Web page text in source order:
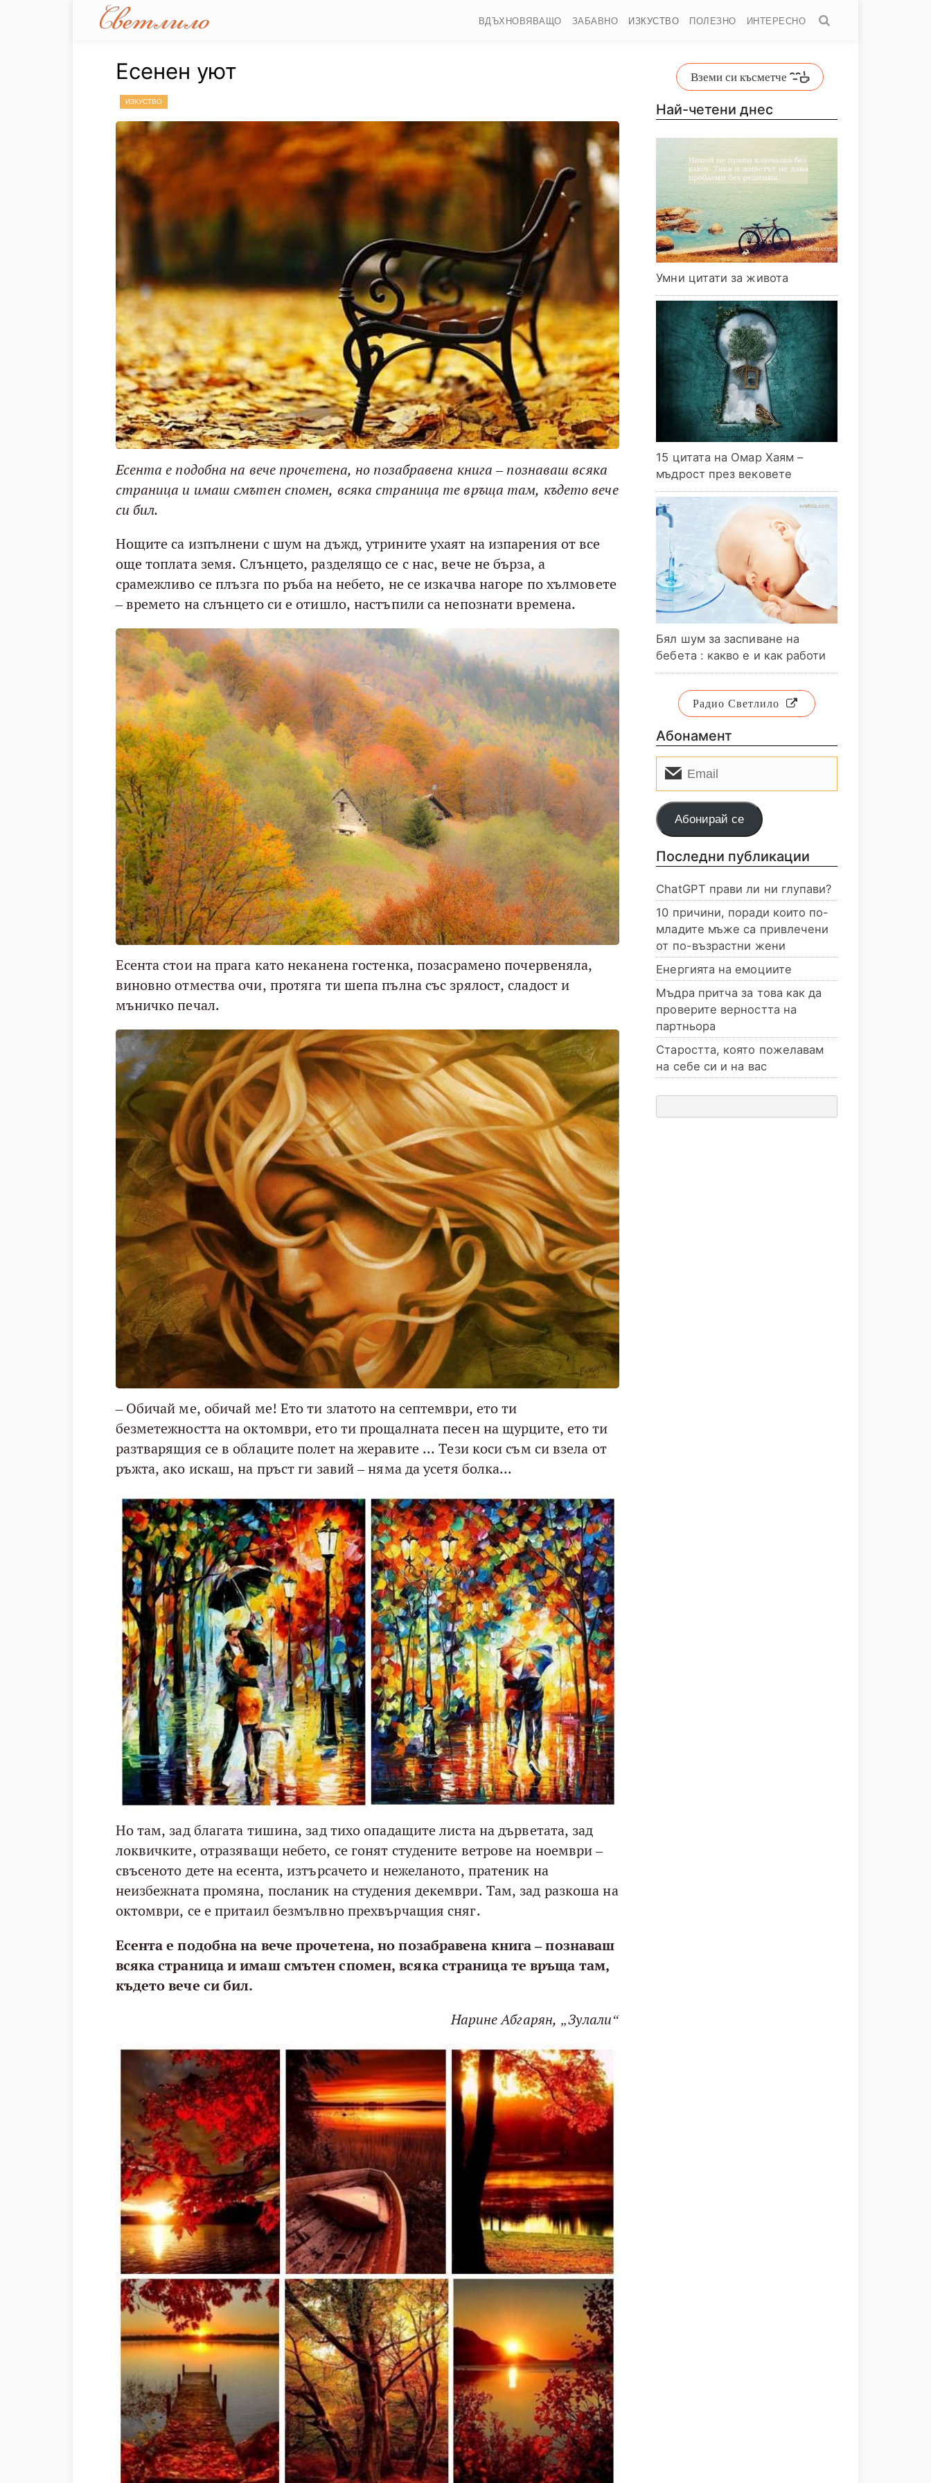
ВДЪХНОВЯВАЩО ЗАБАВНО ИЗКУСТВО ПОЛЕЗНО ИНТЕРЕСНО
Есенен уют
ИЗКУСТВО
Есента е подобна на вече прочетена, но позабравена книга – познаваш всяка
страница и имаш смътен спомен, всяка страница те връща там, където вече
си бил.
Нощите са изпълнени с шум на дъжд, утрините ухаят на изпарения от все
още топлата земя. Слънцето, разделящо се с нас, вече не бърза, а
срамежливо се плъзга по ръба на небето, не се изкачва нагоре по хълмовете
– времето на слънцето си е отишло, настъпили са непознати времена.
Есента стои на прага като неканена гостенка, позасрамено почервеняла,
виновно отмества очи, протяга ти шепа пълна със зрялост, сладост и
мъничко печал.
– Обичай ме, обичай ме! Ето ти златото на септември, ето ти
безметежността на октомври, ето ти прощалната песен на щурците, ето ти
разтварящия се в облаците полет на жеравите ... Тези коси съм си взела от
ръжта, ако искаш, на пръст ги завий – няма да усетя болка...
Но там, зад благата тишина, зад тихо опадащите листа на дърветата, зад
локвичките, отразяващи небето, се гонят студените ветрове на ноември –
свъсеното дете на есента, изтърсачето и нежеланото, пратеник на
неизбежната промяна, посланик на студения декември. Там, зад разкоша на
октомври, се е притаил безмълвно прехвърчащия сняг.
Есента е подобна на вече прочетена, но позабравена книга – познаваш
всяка страница и имаш смътен спомен, всяка страница те връща там,
където вече си бил.
Нарине Абгарян, „Зулали“
Вземи си късметче
Най-четени днес
Умни цитати за живота
15 цитата на Омар Хаям –
мъдрост през вековете
Бял шум за заспиване на
бебета : какво е и как работи
Радио Светлило
Абонамент
Абонирай се
Последни публикации
ChatGPT прави ли ни глупави?
10 причини, поради които по-
младите мъже са привлечени
от по-възрастни жени
Енергията на емоциите
Мъдра притча за това как да
проверите верността на
партньора
Старостта, която пожелавам
на себе си и на вас